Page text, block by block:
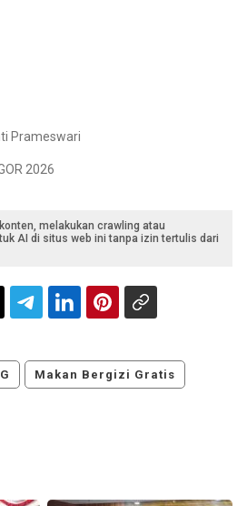
Prameswari
2026
melakukan crawling atau
AI di situs web ini tanpa izin tertulis dari
Makan Bergizi Gratis